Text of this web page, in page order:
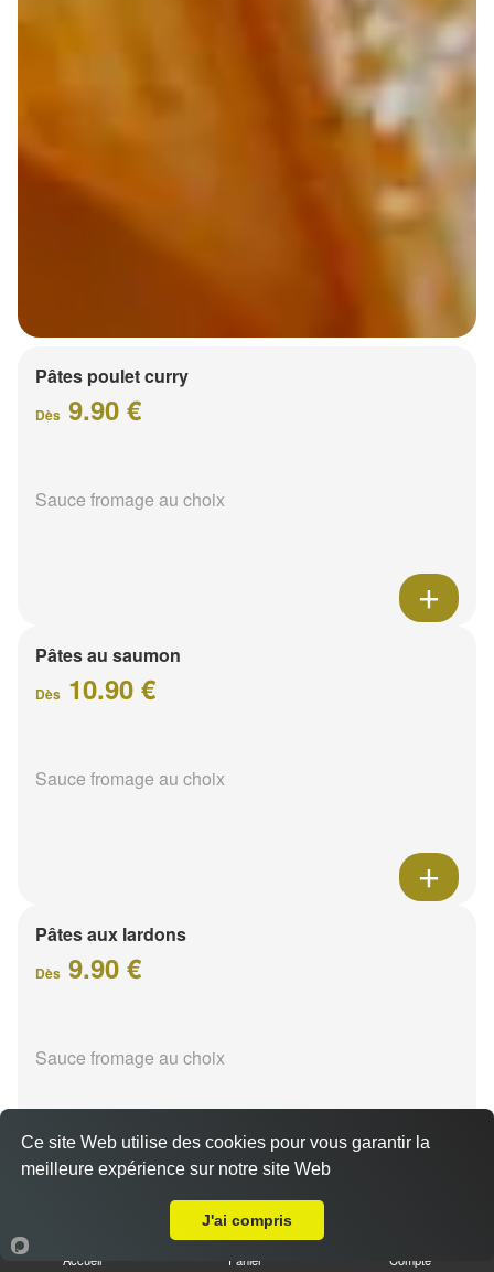
Pâtes poulet curry
Dès 9.90 €
Sauce fromage au choix
Pâtes au saumon
Dès 10.90 €
Sauce fromage au choix
Pâtes aux lardons
Dès 9.90 €
Sauce fromage au choix
Accueil Panier Compte
Ce site Web utilise des cookies pour vous garantir la
meilleure expérience sur notre site Web
J'ai compris